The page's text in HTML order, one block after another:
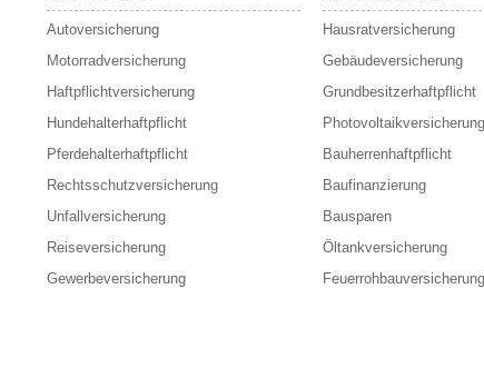
Autoversicherung
Motorradversicherung
Haftpflichtversicherung
Hundehalterhaftpflicht
Pferdehalterhaftpflicht
Rechtsschutzversicherung
Unfallversicherung
Reiseversicherung
Gewerbeversicherung
Hausratversicherung
Gebäudeversicherung
Grundbesitzerhaftpflicht
Photovoltaikversicherung
Bauherrenhaftpflicht
Baufinanzierung
Bausparen
Öltankversicherung
Feuerrohbauversicherung